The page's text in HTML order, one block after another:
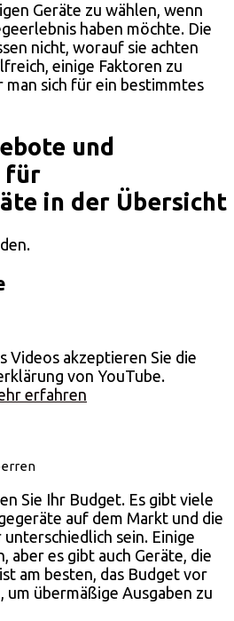
Geräte zu wählen, wenn
haben möchte. Die
nicht, worauf sie achten
einige Faktoren zu
man sich für ein bestimmtes
und
für
in der Übersicht
Videos akzeptieren Sie die
von YouTube.
erfahren
Sie Ihr Budget. Es gibt viele
auf dem Markt und die
unterschiedlich sein. Einige
aber es gibt auch Geräte, die
am besten, das Budget vor
übermäßige Ausgaben zu